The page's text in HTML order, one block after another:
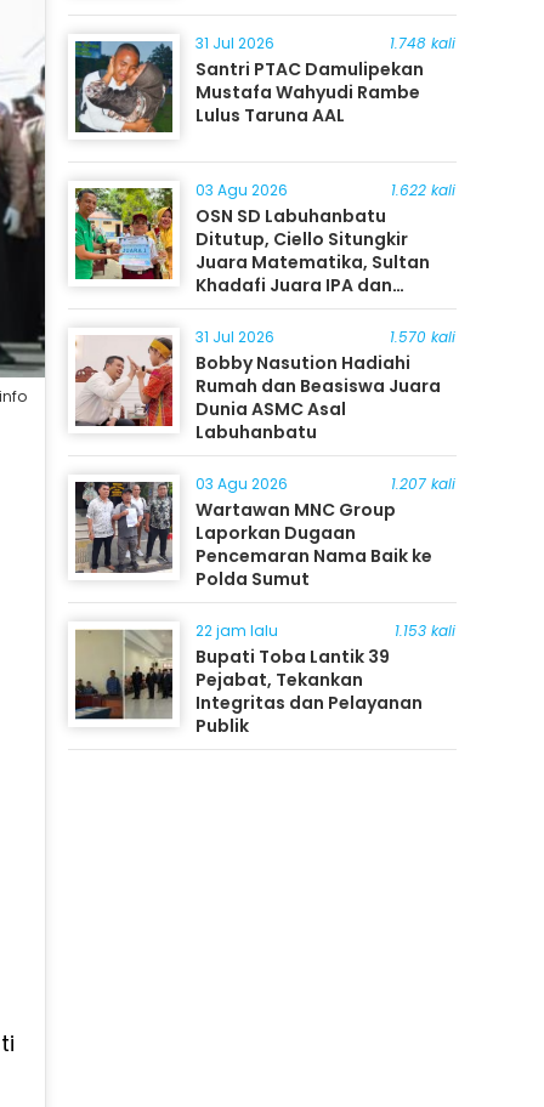
31 Jul 2026 1.748 kali
Santri PTAC Damulipekan
Mustafa Wahyudi Rambe
Lulus Taruna AAL
03 Agu 2026 1.622 kali
OSN SD Labuhanbatu
Ditutup, Ciello Situngkir
Juara Matematika, Sultan
Khadafi Juara IPA dan
Timothy Rangkuti Juara IPS
31 Jul 2026 1.570 kali
Bobby Nasution Hadiahi
Rumah dan Beasiswa Juara
Dunia ASMC Asal
Labuhanbatu
03 Agu 2026 1.207 kali
Wartawan MNC Group
Laporkan Dugaan
Pencemaran Nama Baik ke
Polda Sumut
22 jam lalu 1.153 kali
Bupati Toba Lantik 39
Pejabat, Tekankan
Integritas dan Pelayanan
Publik